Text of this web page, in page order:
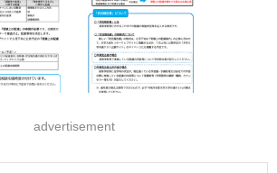
advertisement